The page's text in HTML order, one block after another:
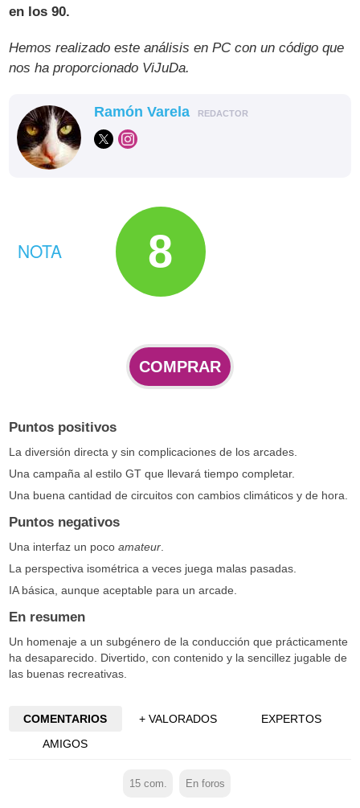
en los 90.
Hemos realizado este análisis en PC con un código que
nos ha proporcionado ViJuDa.
Ramón Varela REDACTOR
NOTA 8
COMPRAR
Puntos positivos
La diversión directa y sin complicaciones de los arcades.
Una campaña al estilo GT que llevará tiempo completar.
Una buena cantidad de circuitos con cambios climáticos y de hora.
Puntos negativos
Una interfaz un pocoamateur
La perspectiva isométrica a veces juega malas pasadas.
IA básica, aunque aceptable para un arcade.
En resumen
Un homenaje a un subgénero de la conducción que prácticamente
ha desaparecido. Divertido, con contenido y la sencillez jugable de
las buenas recreativas.
COMENTARIOS + VALORADOS
EXPERTOS
AMIGOS
15com. En foros